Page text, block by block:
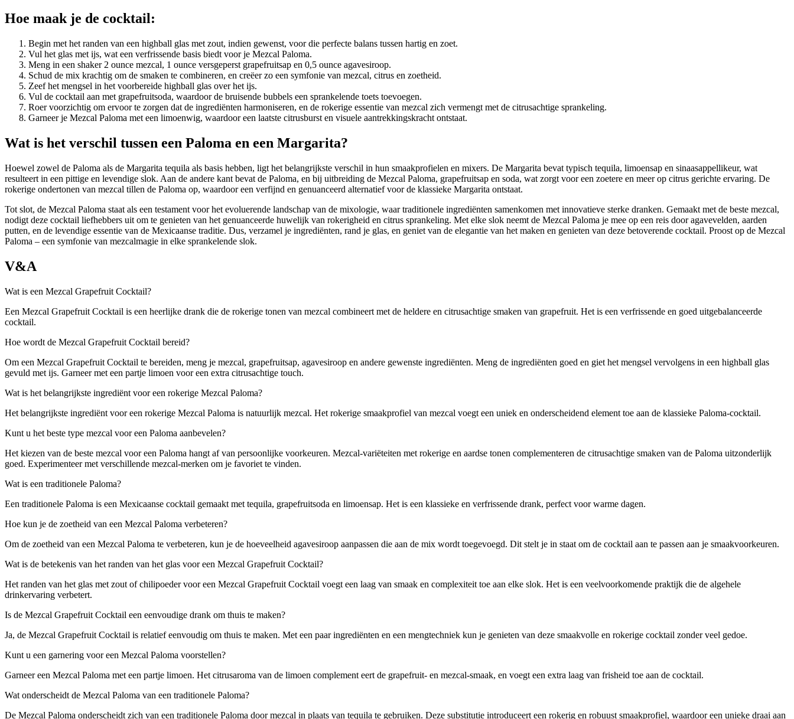
Hoe maak je de cocktail:
Begin met het randen van een highball glas met zout, indien gewenst, voor die perfecte balans tussen hartig en zoet.
Vul het glas met ijs, wat een verfrissende basis biedt voor je Mezcal Paloma.
Meng in een shaker 2 ounce mezcal, 1 ounce versgeperst grapefruitsap en 0,5 ounce agavesiroop.
Schud de mix krachtig om de smaken te combineren, en creëer zo een symfonie van mezcal, citrus en zoetheid.
Zeef het mengsel in het voorbereide highball glas over het ijs.
Vul de cocktail aan met grapefruitsoda, waardoor de bruisende bubbels een sprankelende toets toevoegen.
Roer voorzichtig om ervoor te zorgen dat de ingrediënten harmoniseren, en de rokerige essentie van mezcal zich vermengt met de citrusachtige sprankeling.
Garneer je Mezcal Paloma met een limoenwig, waardoor een laatste citrusburst en visuele aantrekkingskracht ontstaat.
Wat is het verschil tussen een Paloma en een Margarita?
Hoewel zowel de Paloma als de Margarita tequila als basis hebben, ligt het belangrijkste verschil in hun smaakprofielen en mixers. De Margarita bevat typisch tequila, limoensap en sinaasappellikeur, wat
resulteert in een pittige en levendige slok. Aan de andere kant bevat de Paloma, en bij uitbreiding de Mezcal Paloma, grapefruitsap en soda, wat zorgt voor een zoetere en meer op citrus gerichte ervaring. De
rokerige ondertonen van mezcal tillen de Paloma op, waardoor een verfijnd en genuanceerd alternatief voor de klassieke Margarita ontstaat.
Tot slot, de Mezcal Paloma staat als een testament voor het evoluerende landschap van de mixologie, waar traditionele ingrediënten samenkomen met innovatieve sterke dranken. Gemaakt met de beste mezcal,
nodigt deze cocktail liefhebbers uit om te genieten van het genuanceerde huwelijk van rokerigheid en citrus sprankeling. Met elke slok neemt de Mezcal Paloma je mee op een reis door agavevelden, aarden
putten, en de levendige essentie van de Mexicaanse traditie. Dus, verzamel je ingrediënten, rand je glas, en geniet van de elegantie van het maken en genieten van deze betoverende cocktail. Proost op de Mezcal
Paloma – een symfonie van mezcalmagie in elke sprankelende slok.
V&A
Wat is een Mezcal Grapefruit Cocktail?
Een Mezcal Grapefruit Cocktail is een heerlijke drank die de rokerige tonen van mezcal combineert met de heldere en citrusachtige smaken van grapefruit. Het is een verfrissende en goed uitgebalanceerde
cocktail.
Hoe wordt de Mezcal Grapefruit Cocktail bereid?
Om een Mezcal Grapefruit Cocktail te bereiden, meng je mezcal, grapefruitsap, agavesiroop en andere gewenste ingrediënten. Meng de ingrediënten goed en giet het mengsel vervolgens in een highball glas
gevuld met ijs. Garneer met een partje limoen voor een extra citrusachtige touch.
Wat is het belangrijkste ingrediënt voor een rokerige Mezcal Paloma?
Het belangrijkste ingrediënt voor een rokerige Mezcal Paloma is natuurlijk mezcal. Het rokerige smaakprofiel van mezcal voegt een uniek en onderscheidend element toe aan de klassieke Paloma-cocktail.
Kunt u het beste type mezcal voor een Paloma aanbevelen?
Het kiezen van de beste mezcal voor een Paloma hangt af van persoonlijke voorkeuren. Mezcal-variëteiten met rokerige en aardse tonen complementeren de citrusachtige smaken van de Paloma uitzonderlijk
goed. Experimenteer met verschillende mezcal-merken om je favoriet te vinden.
Wat is een traditionele Paloma?
Een traditionele Paloma is een Mexicaanse cocktail gemaakt met tequila, grapefruitsoda en limoensap. Het is een klassieke en verfrissende drank, perfect voor warme dagen.
Hoe kun je de zoetheid van een Mezcal Paloma verbeteren?
Om de zoetheid van een Mezcal Paloma te verbeteren, kun je de hoeveelheid agavesiroop aanpassen die aan de mix wordt toegevoegd. Dit stelt je in staat om de cocktail aan te passen aan je smaakvoorkeuren.
Wat is de betekenis van het randen van het glas voor een Mezcal Grapefruit Cocktail?
Het randen van het glas met zout of chilipoeder voor een Mezcal Grapefruit Cocktail voegt een laag van smaak en complexiteit toe aan elke slok. Het is een veelvoorkomende praktijk die de algehele
drinkervaring verbetert.
Is de Mezcal Grapefruit Cocktail een eenvoudige drank om thuis te maken?
Ja, de Mezcal Grapefruit Cocktail is relatief eenvoudig om thuis te maken. Met een paar ingrediënten en een mengtechniek kun je genieten van deze smaakvolle en rokerige cocktail zonder veel gedoe.
Kunt u een garnering voor een Mezcal Paloma voorstellen?
Garneer een Mezcal Paloma met een partje limoen. Het citrusaroma van de limoen complement eert de grapefruit- en mezcal-smaak, en voegt een extra laag van frisheid toe aan de cocktail.
Wat onderscheidt de Mezcal Paloma van een traditionele Paloma?
De Mezcal Paloma onderscheidt zich van een traditionele Paloma door mezcal in plaats van tequila te gebruiken. Deze substitutie introduceert een rokerig en robuust smaakprofiel, waardoor een unieke draai aan